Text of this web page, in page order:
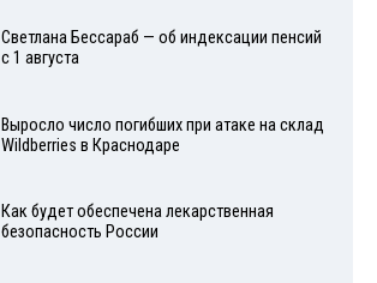
Светлана Бессараб — об индексации пенсий
с 1 августа
Выросло число погибших при атаке на склад
Wildberries в Краснодаре
Как будет обеспечена лекарственная
безопасность России